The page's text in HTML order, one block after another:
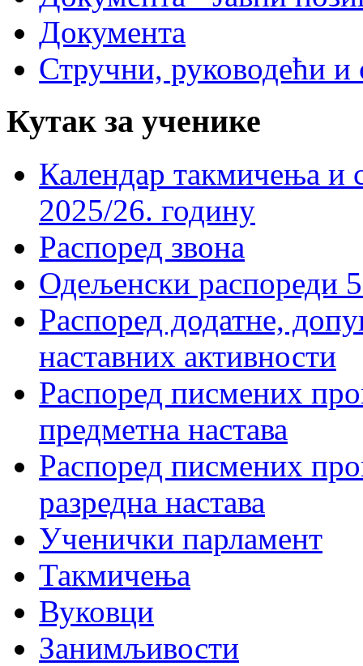
Документа
Стручни, руководећи и
Кутак за ученике
Календар такмичења
2025/26. годину
Распоред звона
Одељенски распореди
Распоред додатне,
наставних активности
Распоред писмених
предметна настава
Распоред писмених
разредна настава
Ученички парламент
Такмичења
Вуковци
Занимљивости